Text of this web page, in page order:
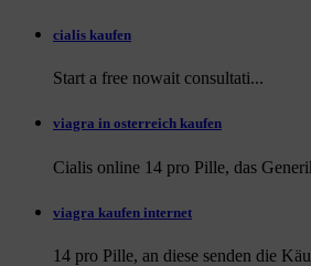
cialis kaufen
Start a free nowait consultati...
viagra in osterreich kaufen
Cialis online 14 pro Pille, das
viagra kaufen internet
14 pro Pille, an diese senden die